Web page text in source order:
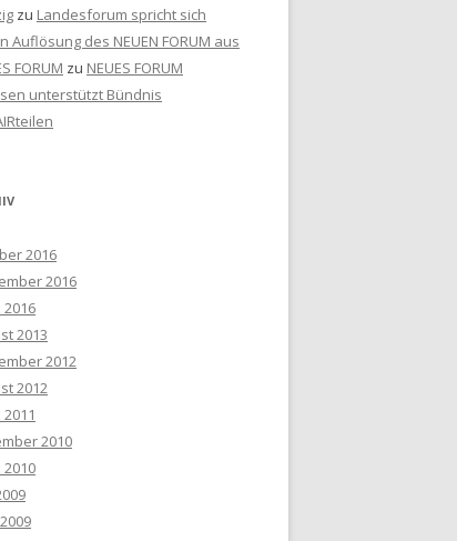
zu Landesforum spricht sich
Auflösung des NEUEN FORUM aus
FORUM zu NEUES FORUM
unterstützt Bündnis
2016
2016
2013
2012
2012
2010